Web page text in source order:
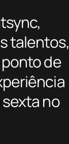
talentos,
de
no